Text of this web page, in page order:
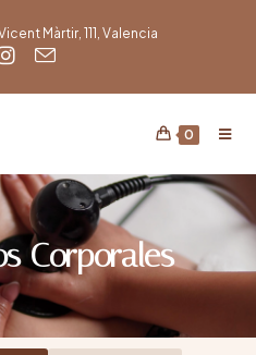
Màrtir, 111, Valencia
0
Corporales